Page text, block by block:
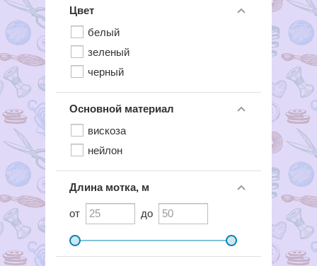
Цвет
белый
зеленый
черный
Основной материал
вискоза
нейлон
Длина мотка, м
от до